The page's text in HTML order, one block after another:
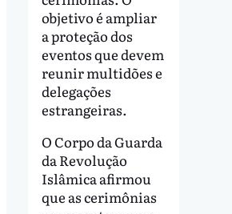
objetivo é ampliar
a proteção dos
eventos que devem
reunir multidões e
delegações
estrangeiras.
O Corpo da Guarda
da Revolução
Islâmica afirmou
que as cerimônias